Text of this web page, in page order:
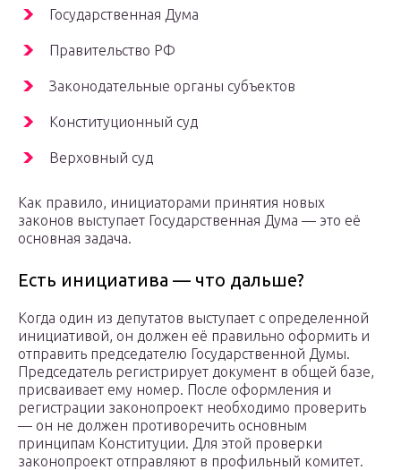
Государственная Дума
Правительство РФ
Законодательные органы субъектов
Конституционный суд
Верховный суд
Как правило, инициаторами принятия новых
законов выступает Государственная Дума — это её
основная задача.
Есть инициатива — что дальше?
Когда один из депутатов выступает с определенной
инициативой, он должен её правильно оформить и
отправить председателю Государственной Думы.
Председатель регистрирует документ в общей базе,
присваивает ему номер. После оформления и
регистрации законопроект необходимо проверить
— он не должен противоречить основным
принципам Конституции. Для этой проверки
законопроект отправляют в профильный комитет.